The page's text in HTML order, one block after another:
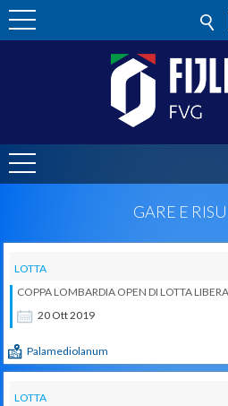
GARE E
LOTTA
20 Ott2019
COPPA LOMBARDIA OPEN DI LOTTA
Palamediolanum
LOTTA